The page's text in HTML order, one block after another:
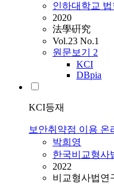
인하대학교
2020
法學硏究
Vol.23 No.1
원문보기 2
KCI
DBpia
KCI등재
보안취약점 이용 온
박희영
한국비교형사
2022
비교형사법연